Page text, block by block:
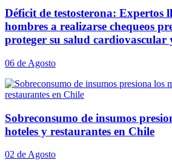
Déficit de testosterona: Expertos
hombres a realizarse chequeos
proteger su salud cardiovascular
06 de Agosto
Sobreconsumo de insumos
hoteles y restaurantes en Chile
02 de Agosto